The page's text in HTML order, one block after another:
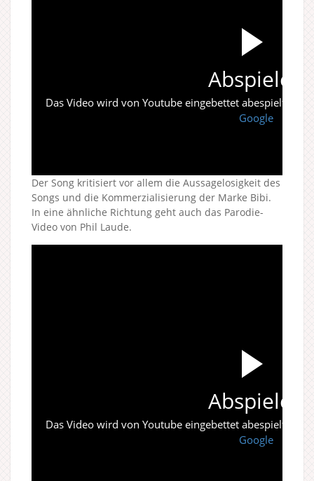
Abspielen
Das Video wird von Youtube eingebettet abespielt. Es
Google
Der Song kritisiert vor allem die Aussagelosigkeit des
Songs und die Kommerzialisierung der Marke Bibi.
In eine ähnliche Richtung geht auch das Parodie-
Video von Phil Laude.
Abspielen
Das Video wird von Youtube eingebettet abespielt. Es
Google